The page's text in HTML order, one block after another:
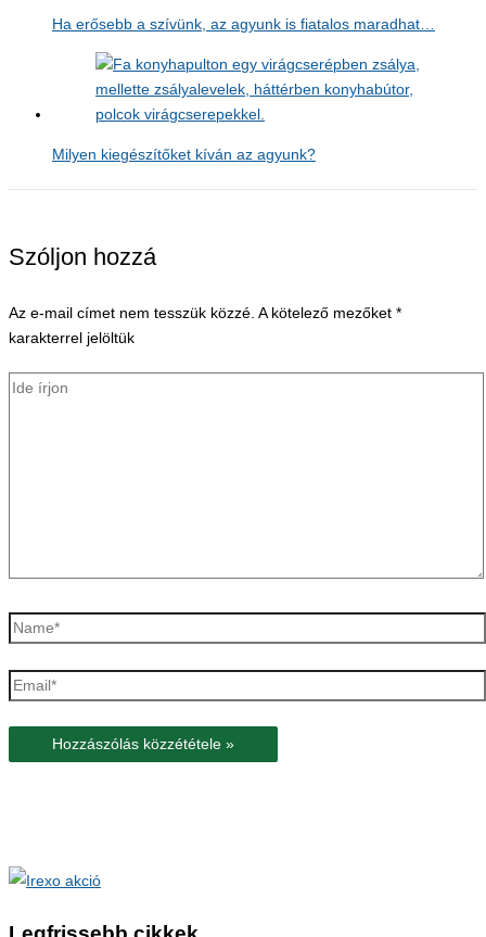
Ha erősebb a szívünk, az agyunk is fiatalos maradhat…
Milyen kiegészítőket kíván az agyunk?
Szóljon hozzá
Az e-mail címet nem tesszük közzé. A kötelező mezőket *
karakterrel jelöltük
Ide
Name*
Email*